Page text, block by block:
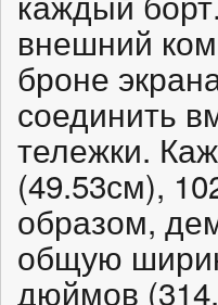
внешний
броне
соединить
тележки.
(49.53см),
образом,
общую
дюймов